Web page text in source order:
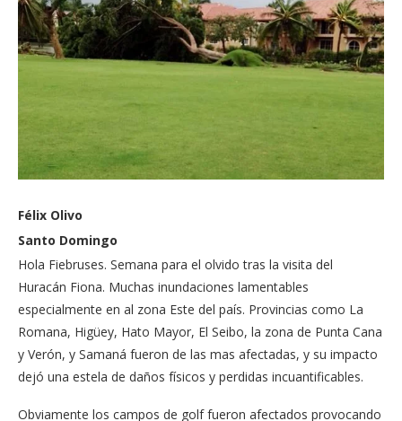
Félix Olivo
Santo Domingo
Hola Fiebruses. Semana para el olvido tras la visita del
Huracán Fiona. Muchas inundaciones lamentables
especialmente en al zona Este del país. Provincias como La
Romana, Higüey, Hato Mayor, El Seibo, la zona de Punta Cana
y Verón, y Samaná fueron de las mas afectadas, y su impacto
dejó una estela de daños físicos y perdidas incuantificables.
Obviamente los campos de golf fueron afectados provocando